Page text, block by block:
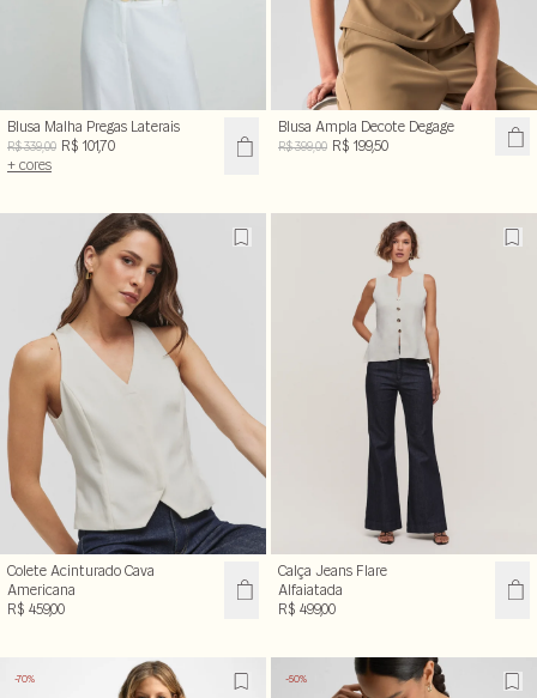
Blusa Malha Pregas Laterais
R$ 339,00 R$ 101,70
+ cores
Blusa Ampla Decote Degage
R$ 399,00 R$ 199,50
Colete Acinturado Cava
Americana
R$ 459,00
Calça Jeans Flare
Alfaiatada
R$ 499,00
-70% -50%